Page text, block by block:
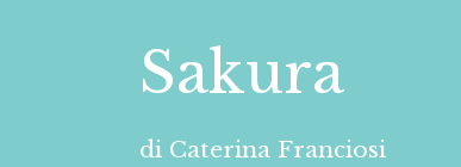
Sakura
di Caterina Franciosi